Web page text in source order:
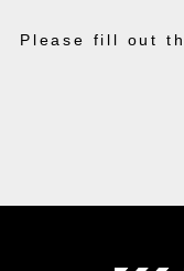
Please fill out